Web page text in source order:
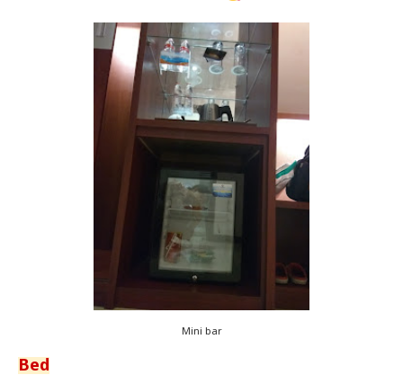
Mini bar
Bed